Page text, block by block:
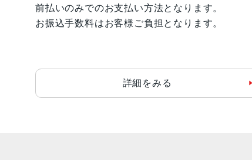
前払いのみでのお支払い方法となります。
お振込手数料はお客様ご負担となります。
詳細をみる